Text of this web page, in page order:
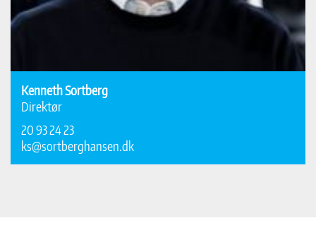
Kenneth Sortberg
Direktør
20 93 24 23
ks@sortberghansen.dk